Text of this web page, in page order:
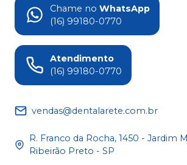
Chame no WhatsApp
(16) 99180-0770
Atendimento
(16) 99180-0770
vendas@dentalarete.com.br
R. Franco da Rocha, 1450 - Jardim
Ribeirão Preto - SP